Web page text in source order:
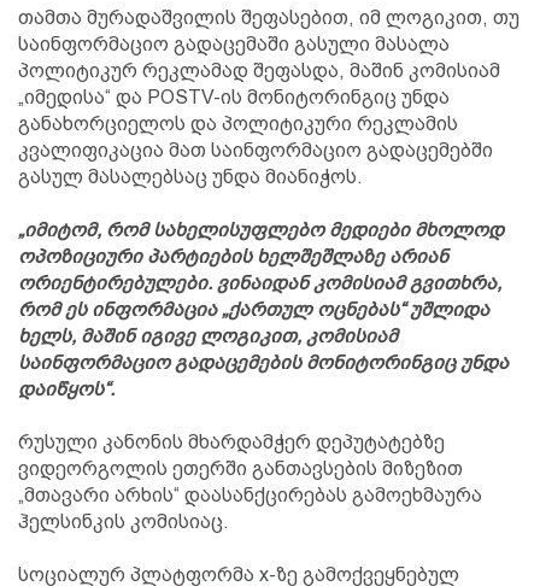
თამთა მურადაშვილის შეფასებით, იმ ლოგიკით, თუ
საინფორმაციო გადაცემაში გასული მასალა
პოლიტიკურ რეკლამად შეფასდა, მაშინ კომისიამ
„იმედისა“ და POSTV-ის მონიტორინგიც უნდა
განახორციელოს და პოლიტიკური რეკლამის
კვალიფიკაცია მათ საინფორმაციო გადაცემებში
გასულ მასალებსაც უნდა მიანიჭოს.
„იმიტომ, რომ სახელისუფლებო მედიები მხოლოდ
ოპოზიციური პარტიების ხელშეშლაზე არიან
ორიენტირებულები. ვინაიდან კომისიამ გვითხრა,
რომ ეს ინფორმაცია „ქართულ ოცნებას“ უშლიდა
ხელს, მაშინ იგივე ლოგიკით, კომისიამ
საინფორმაციო გადაცემების მონიტორინგიც უნდა
დაიწყოს“.
რუსული კანონის მხარდამჭერ დეპუტატებზე
ვიდეორგოლის ეთერში განთავსების მიზეზით
„მთავარი არხის“ დაასანქცირებას გამოეხმაურა
ჰელსინკის კომისიაც.
სოციალურ პლატფორმა x-ზე გამოქვეყნებულ